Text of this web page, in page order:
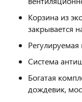
Корзина из
закрывается
Регулируемая
Система
Богатая
дождевик,